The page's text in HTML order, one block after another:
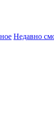
Недавно